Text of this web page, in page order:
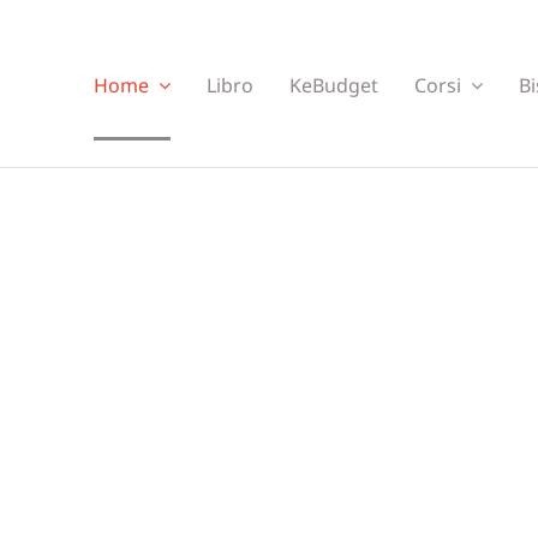
Home Libro KeBudget Corsi